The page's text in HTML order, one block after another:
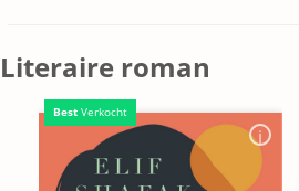
Literaire roman
Best Verkocht